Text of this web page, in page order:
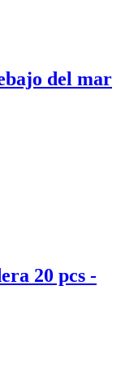
del mar
20 pcs -